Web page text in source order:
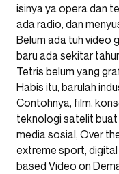
isinya ya opera dan
ada radio, dan
Belum ada tuh video
baru ada sekitar
Tetris belum yang
Habis itu, barulah
Contohnya, film,
teknologi satelit
media sosial, Over
extreme sport,
based Video on